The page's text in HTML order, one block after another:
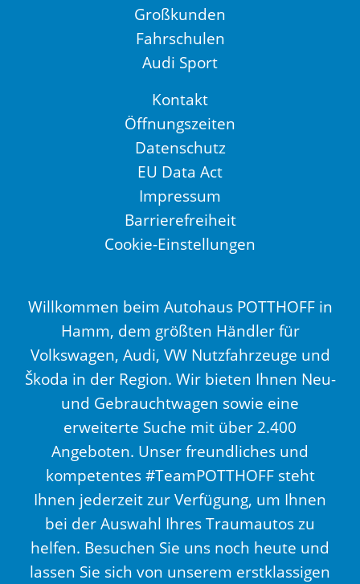
Großkunden
Fahrschulen
Audi Sport
Kontakt
Öffnungszeiten
Datenschutz
EU Data Act
Impressum
Barrierefreiheit
Cookie-Einstellungen
Willkommen beim Autohaus POTTHOFF in
Hamm, dem größten Händler für
Volkswagen, Audi, VW Nutzfahrzeuge und
Škoda in der Region. Wir bieten Ihnen Neu-
und Gebrauchtwagen sowie eine
erweiterte Suche mit über 2.400
Angeboten. Unser freundliches und
kompetentes #TeamPOTTHOFF steht
Ihnen jederzeit zur Verfügung, um Ihnen
bei der Auswahl Ihres Traumautos zu
helfen. Besuchen Sie uns noch heute und
lassen Sie sich von unserem erstklassigen